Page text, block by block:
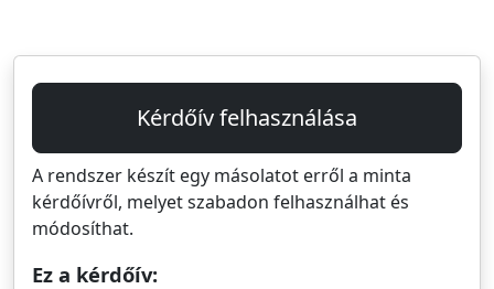
Kérdőív felhasználása
A rendszer készít egy másolatot erről a minta
kérdőívről, melyet szabadon felhasználhat és
módosíthat.
Ez a kérdőív: